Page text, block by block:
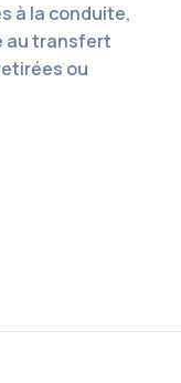
à la conduite,
au transfert
ou